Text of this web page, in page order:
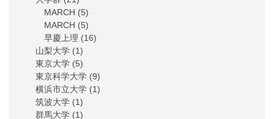
MARCH (5)
MARCH (5)
早慶上理 (16)
山梨大学 (1)
東京大学 (5)
東京科学大学 (9)
横浜市立大学 (1)
筑波大学 (1)
群馬大学 (1)